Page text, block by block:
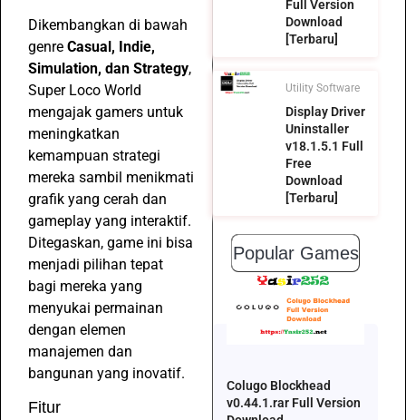
Dikembangkan di bawah
genre Casual, Indie,
Simulation, dan Strategy,
Super Loco World
mengajak gamers untuk
meningkatkan
kemampuan strategi
mereka sambil menikmati
grafik yang cerah dan
gameplay yang interaktif.
Ditegaskan, game ini bisa
menjadi pilihan tepat
bagi mereka yang
menyukai permainan
dengan elemen
manajemen dan
bangunan yang inovatif.
Fitur
Full Version
Download
[Terbaru]
Utility Software
Display Driver
Uninstaller
v18.1.5.1 Full
Free
Download
[Terbaru]
Popular Games
Colugo Blockhead
v0.44.1.rar Full Version